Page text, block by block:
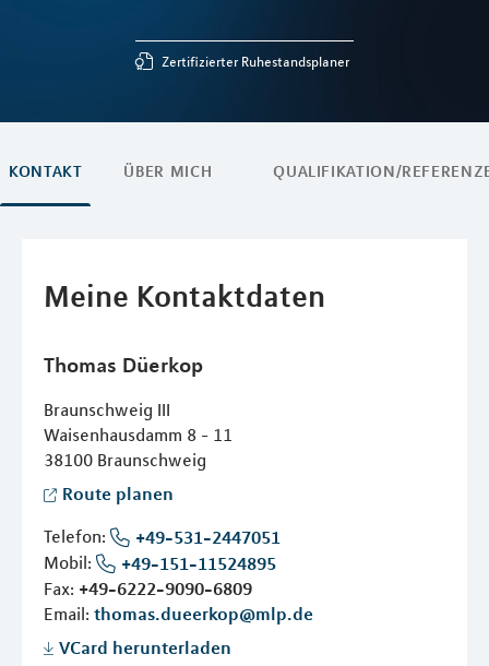
Zertifizierter Ruhestandsplaner
KONTAKT ÜBER MICH QUALIFIKATION/
Meine Kontaktdaten
Thomas Düerkop
Braunschweig III
Waisenhausdamm 8 - 11
38100 Braunschweig
Route planen
Telefon:
+49-531-2447051
Mobil:
+49-151-11524895
Fax: +49-6222-9090-6809
Email: thomas.dueerkop@mlp.de
VCard herunterladen